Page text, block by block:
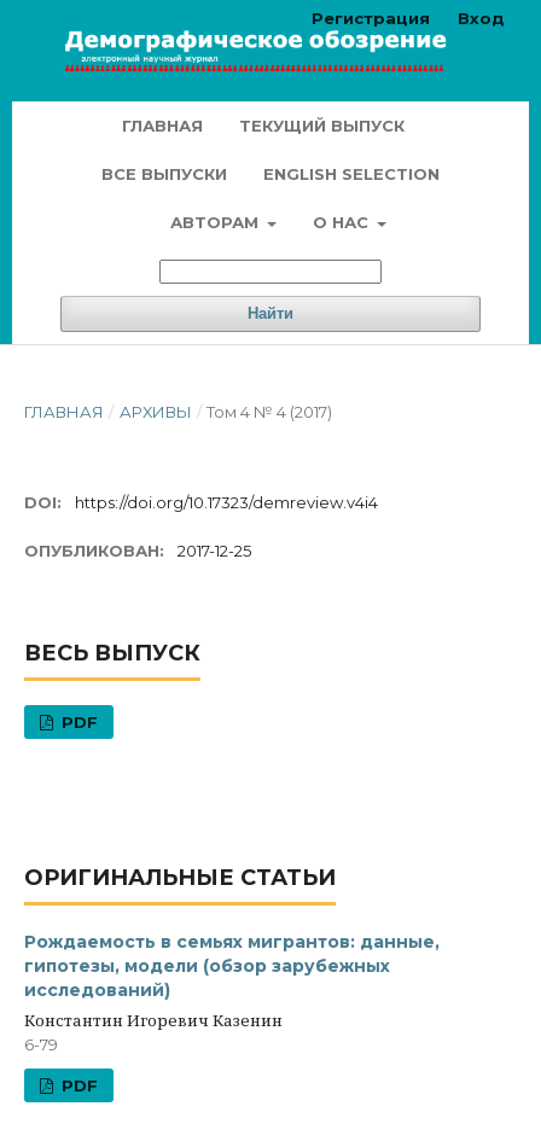
ГЛАВНАЯ ТЕКУЩИЙ ВЫПУСК
ВСЕ ВЫПУСКИ ENGLISH SELECTION
АВТОРАМ О НАС
Найти
Регистрация Вход
ГЛАВНАЯ / АРХИВЫ / Том 4 № 4 (2017)
DOI: https://doi.org/10.17323/demreview.v4i4
ОПУБЛИКОВАН: 2017-12-25
ВЕСЬ ВЫПУСК
PDF
ОРИГИНАЛЬНЫЕ СТАТЬИ
Рождаемость в семьях мигрантов: данные,
гипотезы, модели (обзор зарубежных
исследований)
Константин Игоревич Казенин
6-79
PDF